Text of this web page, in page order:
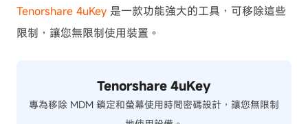
Tenorshare 4uKey 是一款功能強大的工具，可移除這些
限制，讓您無限制使用裝置。
Tenorshare 4uKey
專為移除 MDM 鎖定和螢幕使用時間密碼設計，讓您無限制